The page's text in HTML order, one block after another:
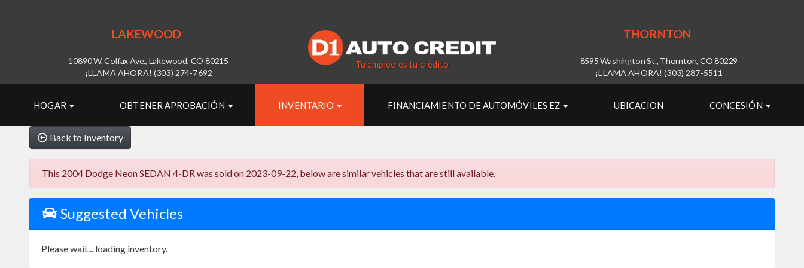
LAKEWOOD
10890 W. Colfax Ave., Lakewood, CO 80215
¡LLAMA AHORA! (303) 274-7692
Tu empleo es tu crédito
THORNTON
8595 Washington St., Thornton, CO 80229
¡LLAMA AHORA! (303) 287-5511
HOGAR OBTENER APROBACIÓN INVENTARIO FINANCIAMIENTO DE AUTOMÓVILES EZ UBICACION CONCESIÓN
Back to Inventory
This 2004 Dodge Neon SEDAN 4-DR was sold on 2023-09-22, below are similar vehicles that are still available.
Suggested Vehicles
Please wait... loading inventory.